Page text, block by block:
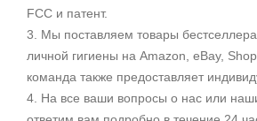
FCC и патент.
3. Мы поставляем товары
личной гигиены на Amazon, eBay,
команда также предоставляет
4. На все ваши вопросы о нас или